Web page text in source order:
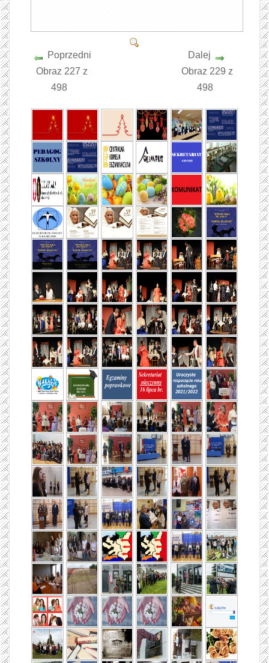
Poprzedni
Obraz 227 z
498
Dalej
Obraz 229 z
498